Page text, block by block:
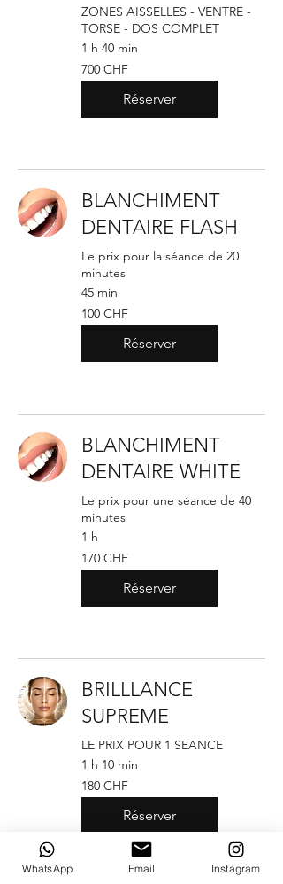
ZONES AISSELLES - VENTRE -
TORSE - DOS COMPLET
1 h 40 min
700
francs
suisses
700 CHF
Réserver
BLANCHIMENT
DENTAIRE FLASH
Le prix pour la séance de 20
minutes
45 min
100
francs
suisses
100 CHF
Réserver
BLANCHIMENT
DENTAIRE WHITE
Le prix pour une séance de 40
minutes
1 h
170
francs
suisses
170 CHF
Réserver
BRILLLANCE
SUPREME
LE PRIX POUR 1 SEANCE
1 h 10 min
180
francs
suisses
180 CHF
Réserver
WhatsApp Email Instagram